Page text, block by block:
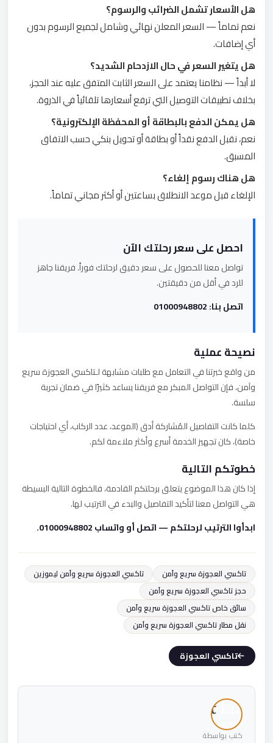
هل الأسعار تشمل الضرائب والرسوم؟
نعم تماماً — السعر المعلن نهائي وشامل لجميع الرسوم بدون
أي إضافات.
هل يتغير السعر في حال الازدحام الشديد؟
لا أبداً — نظامنا يعتمد على السعر الثابت المتفق عليه عند الحجز،
بخلاف تطبيقات التوصيل التي ترفع أسعارها تلقائياً في الذروة.
هل يمكن الدفع بالبطاقة أو المحفظة الإلكترونية؟
نعم، نقبل الدفع نقداً أو بطاقة أو تحويل بنكي حسب الاتفاق
المسبق.
هل هناك رسوم إلغاء؟
الإلغاء قبل موعد الانطلاق بساعتين أو أكثر مجاني تماماً.
احصل على سعر رحلتك الآن
تواصل معنا للحصول على سعر دقيق لرحلتك فوراً. فريقنا جاهز
للرد في أقل من دقيقتين.
اتصل بنا: 01000948802
نصيحة عملية
من واقع خبرتنا في التعامل مع طلبات مشابهة لـتاكسي العجوزة سريع
وآمن، فإن التواصل المبكر مع فريقنا يساعد كثيرًا في ضمان تجربة
سلسة.
كلما كانت التفاصيل المُشاركة أدق (الموعد، عدد الركاب، أي احتياجات
خاصة)، كان تجهيز الخدمة أسرع وأكثر ملاءمة لكم.
خطوتكم التالية
إذا كان هذا الموضوع يتعلق برحلتكم القادمة، فالخطوة التالية البسيطة
هي التواصل معنا لتأكيد التفاصيل والبدء في الترتيب لها.
ابدأوا الترتيب لرحلتكم — اتصل أو واتساب 01000948802.
تاكسي العجوزة سريع وآمن
تاكسي العجوزة سريع وآمن ليموزين
حجز تاكسي العجوزة سريع وآمن
سائق خاص تاكسي العجوزة سريع وآمن
نقل مطار تاكسي العجوزة سريع وآمن
تاكسي العجوزة
كتب بواسطة